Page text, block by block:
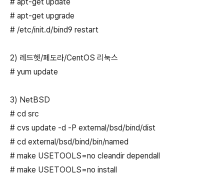
# apt-get upgrade
# /etc/init.d/bind9 restart
2) 레드헷/페도라/CentOS 리눅스
# yum update
3) NetBSD
# cd src
# cvs update -d -P external/bsd/bind/dist
# cd external/bsd/bind/bin/named
# make USETOOLS=no cleandir dependall
# make USETOOLS=no install